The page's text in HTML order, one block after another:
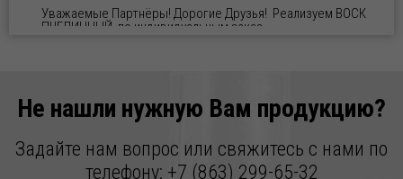
Уважаемые Партнёры! Дорогие Друзья! Реализуем ВОСК
ПЧЕЛИННЫЙ по индивидуальным заказ
Не нашли нужную Вам продукцию?
Задайте нам вопрос или свяжитесь с нами по
телефону: +7 (863) 299-65-32